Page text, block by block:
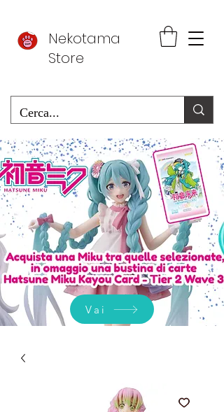
Nekotama
Store
Vai